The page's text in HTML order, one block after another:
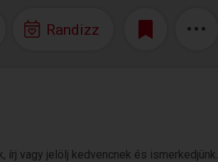
Randizz
írj vagy jelölj kedvencnek és ismerkedjünk.